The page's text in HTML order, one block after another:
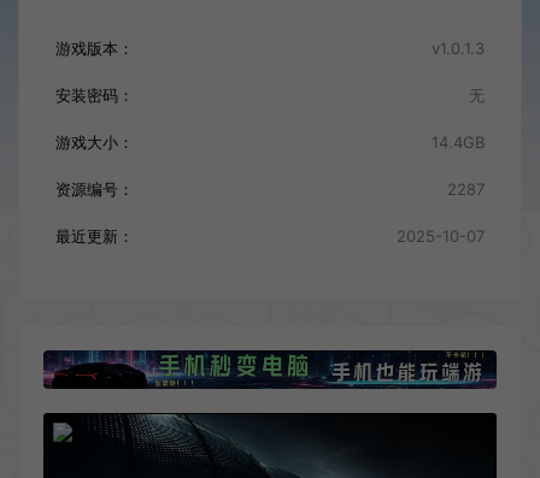
游戏版本： v1.0.1.3
安装密码： 无
游戏大小： 14.4GB
资源编号： 2287
最近更新： 2025-10-07